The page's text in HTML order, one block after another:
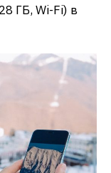
ГБ, Wi-Fi) в